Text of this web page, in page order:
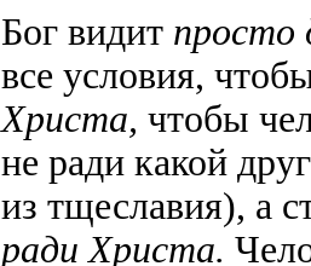
Бог видит просто
все условия,
Христа, чтобы
не ради какой
из тщеславия), а
ради Христа.